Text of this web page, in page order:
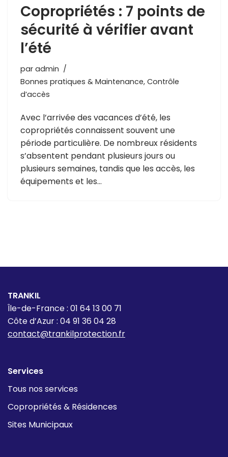
Copropriétés : 7 points de
sécurité à vérifier avant
l’été
par admin
Bonnes pratiques & Maintenance, Contrôle
d’accès
Avec l’arrivée des vacances d’été, les
copropriétés connaissent souvent une
période particulière. De nombreux résidents
s’absentent pendant plusieurs jours ou
plusieurs semaines, tandis que les accès, les
équipements et les…
TRANKIL
Île-de-France : 01 64 13 00 71
Côte d’Azur : 04 91 36 04 28
contact@trankilprotection.fr
Services
Tous nos services
Copropriétés & Résidences
Sites Municipaux